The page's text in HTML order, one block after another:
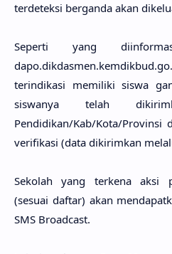
terdeteksi berganda akan
Seperti yang
terindikasi memiliki siswa
siswanya telah
Pendidikan/Kab/Kota/Provinsi
verifikasi (data dikirimkan
Sekolah yang terkena aksi
(sesuai daftar) akan
SMS Broadcast.